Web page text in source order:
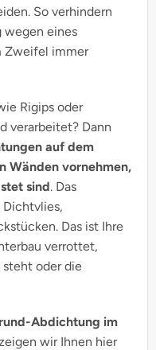
So verhindern
wegen eines
Zweifel immer
Rigips oder
verarbeitet? Dann
auf dem
Wänden vornehmen,
sind. Das
Das ist Ihre
verrottet,
steht oder die
Abdichtung im
wir Ihnen hier